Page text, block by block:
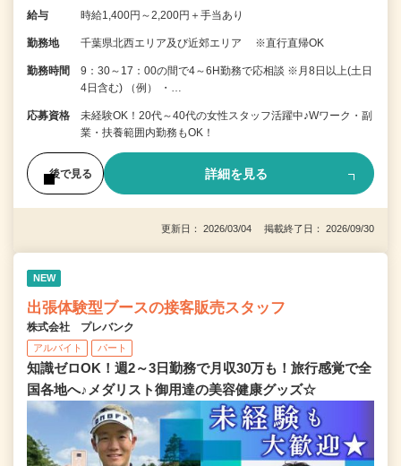
給与 時給1,400円～2,200円＋手当あり
勤務地 千葉県北西エリア及び近郊エリア ※直行直帰OK
勤務時間
9：30～17：00の間で4～6H勤務で応相談 ※月8日以上(土日
4日含む) （例） ・…
応募資格
未経験OK！20代～40代の女性スタッフ活躍中♪Wワーク・副
業・扶養範囲内勤務もOK！
後で見る 詳細を見る
更新日： 2026/03/04 掲載終了日： 2026/09/30
NEW
出張体験型ブースの接客販売スタッフ
株式会社 プレバンク
アルバイト パート
知識ゼロOK！週2～3日勤務で月収30万も！旅行感覚で全
国各地へ♪メダリスト御用達の美容健康グッズ☆